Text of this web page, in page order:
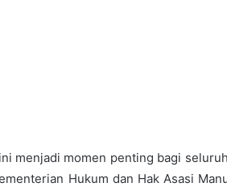
menjadi momen penting bagi
Hukum dan Hak Asasi